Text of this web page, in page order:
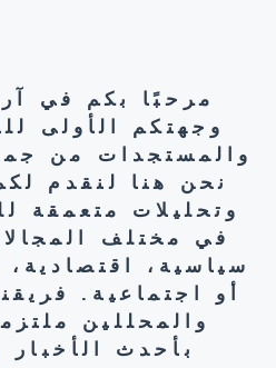
مرحبًا بكم في
وجهتكم الأولى
والمستجدات من
نحن هنا لنقدم
وتحليلات متعمقة
في مختلف
سياسية، اقتصادية،
أو اجتماعية.
والمحللين
بأحدث الأخبار